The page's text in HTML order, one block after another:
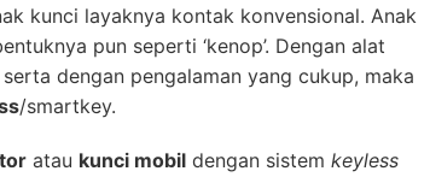
kunci layaknya kontak konvensional. Anak
pun seperti ‘kenop’. Dengan alat
dengan pengalaman yang cukup, maka
/smartkey.
atau kunci mobil dengan sistem keyless